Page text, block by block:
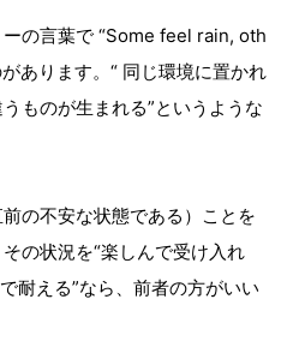
の言葉で “Some feel rain, oth
あります。“ 同じ環境に置かれ
ものが生まれる”というような
の不安な状態である）ことを
の状況を“楽しんで受け入れ
耐える”なら、前者の方がいい